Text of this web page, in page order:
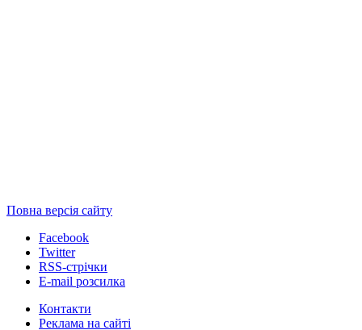
Повна версія сайту
Facebook
Twitter
RSS-стрічки
E-mail розсилка
Контакти
Реклама на сайті